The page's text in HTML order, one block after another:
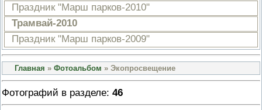
СВЕДЕНИЙ, КОТОРЫЕ МОГУТ
ЗАПРАШИВАТЬСЯ
КОНТРОЛИРУЕМОГО ЛИЦА
Праздник "Марш парков-2010"
Трамвай-2010
Праздник "Марш парков-2009"
Главная » Фотоальбом » Экопросвещение
Фотографий в разделе: 46